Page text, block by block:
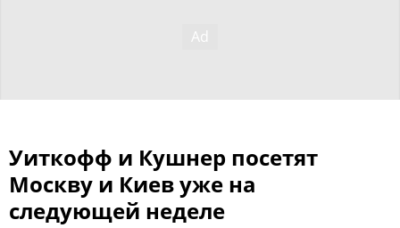
Уиткофф и Кушнер посетят
Москву и Киев уже на
следующей неделе